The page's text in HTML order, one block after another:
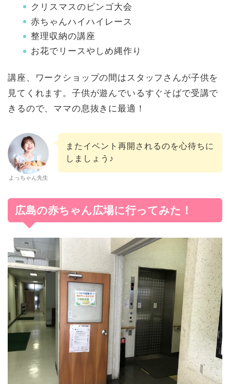
クリスマスのビンゴ大会
赤ちゃんハイハイレース
整理収納の講座
お花でリースやしめ縄作り
講座、ワークショップの間はスタッフさんが子供を
見てくれます。子供が遊んでいるすぐそばで受講で
きるので、ママの息抜きに最適！
よっちゃん先生
またイベント再開されるのを心待ちに
しましょう♪
広島の赤ちゃん広場に行ってみた！